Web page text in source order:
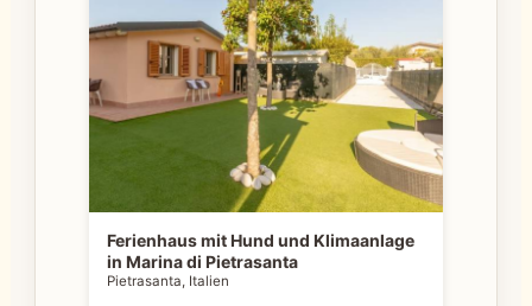
Ferienhaus mit Hund und Klimaanlage
in Marina di Pietrasanta
Pietrasanta, Italien